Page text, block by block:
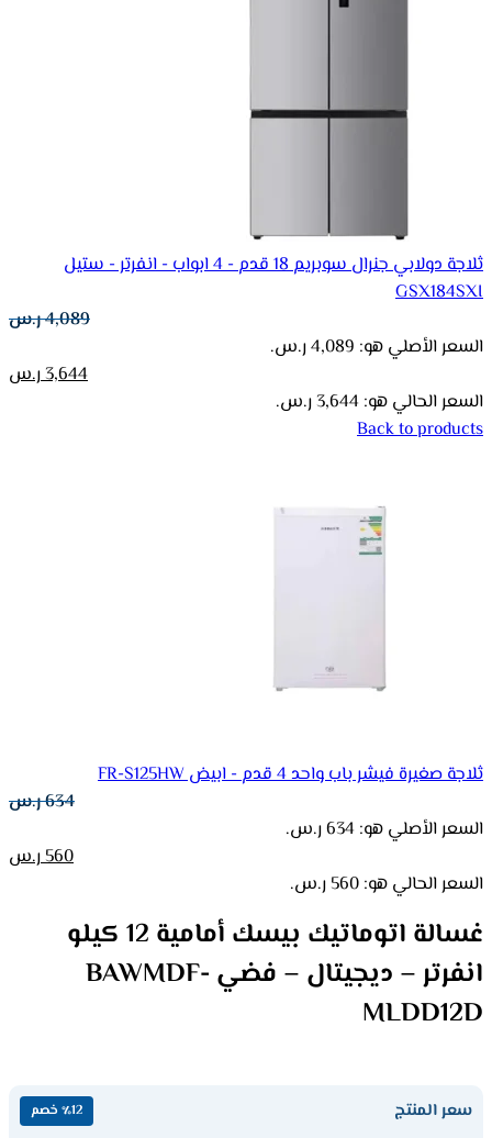
ثلاجة دولابي جنرال سوبريم 18 قدم - 4 ابواب - انفرتر - ستيل
GSX184SXI
4,089ر.س
السعر الأصلي هو: 4,089 ر.س.
3,644ر.س
السعر الحالي هو: 3,644 ر.س.
Back to products
ثلاجة صغيرة فيشر باب واحد 4 قدم - ابيض FR-S125HW
634ر.س
السعر الأصلي هو: 634 ر.س.
560ر.س
السعر الحالي هو: 560 ر.س.
غسالة اتوماتيك بيسك أمامية 12 كيلو
انفرتر – ديجيتال – فضي BAWMDF-
MLDD12D
سعر المنتج ٪12 خصم